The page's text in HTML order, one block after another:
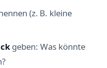
(z. B. kleine
geben: Was könnte